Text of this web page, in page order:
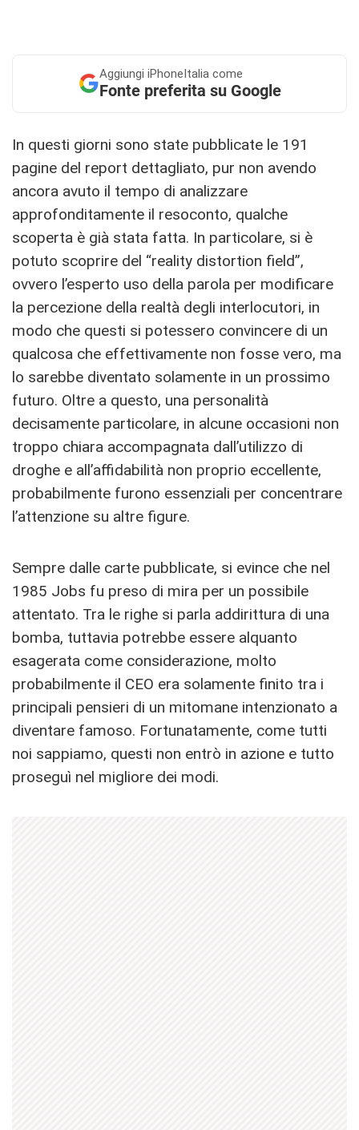
Aggiungi iPhoneItalia come
Fonte preferita su Google
In questi giorni sono state pubblicate le 191
pagine del report dettagliato, pur non avendo
ancora avuto il tempo di analizzare
approfonditamente il resoconto, qualche
scoperta è già stata fatta. In particolare, si è
potuto scoprire del “reality distortion field”,
ovvero l’esperto uso della parola per modificare
la percezione della realtà degli interlocutori, in
modo che questi si potessero convincere di un
qualcosa che effettivamente non fosse vero, ma
lo sarebbe diventato solamente in un prossimo
futuro. Oltre a questo, una personalità
decisamente particolare, in alcune occasioni non
troppo chiara accompagnata dall’utilizzo di
droghe e all’affidabilità non proprio eccellente,
probabilmente furono essenziali per concentrare
l’attenzione su altre figure.
Sempre dalle carte pubblicate, si evince che nel
1985 Jobs fu preso di mira per un possibile
attentato. Tra le righe si parla addirittura di una
bomba, tuttavia potrebbe essere alquanto
esagerata come considerazione, molto
probabilmente il CEO era solamente finito tra i
principali pensieri di un mitomane intenzionato a
diventare famoso. Fortunatamente, come tutti
noi sappiamo, questi non entrò in azione e tutto
proseguì nel migliore dei modi.